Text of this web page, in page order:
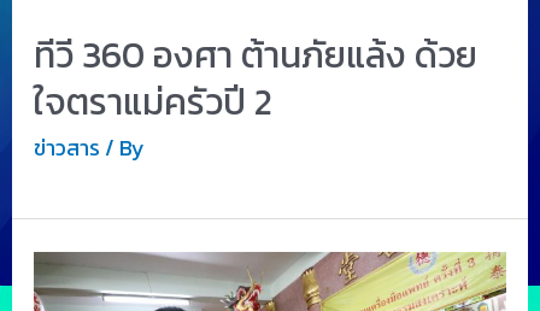
ทีวี 360 องศา ต้านภัยแล้ง ด้วย
ใจตราแม่ครัวปี 2
ข่าวสาร / By